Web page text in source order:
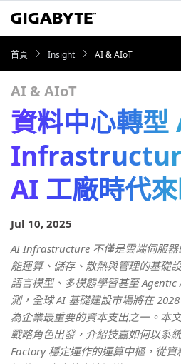
首頁 Insight AI & AIoT
AI & AIoT
資料中心轉型
AI 工廠時代
Jul 10, 2025
AI Infrastructure 不僅是雲端伺服
能運算、儲存、散熱與管理的基礎
語言模型、多模態學習甚至 Agentic
測，全球 AI 基礎建設市場將在
為企業最重要的資本支出之一。本
戰略角色出發，介紹技嘉如何以系
Factory 穩定運作的運算中樞，從